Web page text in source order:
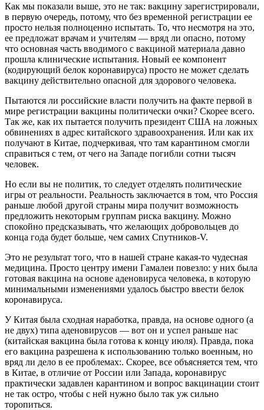
Как мы показали выше, это не так: вакцину зарегистрировали,
в первую очередь, потому, что без временной регистрации ее
просто нельзя полноценно испытать. То, что несмотря на это,
ее предложат врачам и учителям — вряд ли опасно, потому
что основная часть вводимого с вакциной материала давно
прошла клинические испытания. Новый ее компонент
(кодирующий белок коронавируса) просто не может сделать
вакцину действительно опасной для здорового человека.
Пытаются ли российские власти получить на факте первой в
мире регистрации вакцины политически очки? Скорее всего.
Так же, как их пытается получить президент США на ложных
обвинениях в адрес китайского здравоохранения. Или как их
получают в Китае, подчеркивая, что там карантином смогли
справиться с тем, от чего на Западе погибли сотни тысяч
человек.
Но если вы не политик, то следует отделять политические
игры от реальности. Реальность заключается в том, что Россия
раньше любой другой страны мира получит возможность
предложить некоторым группам риска вакцину. Можно
спокойно предсказывать, что желающих добровольцев до
конца года будет больше, чем самих Спутников-V.
Это не результат того, что в нашей стране какая-то чудесная
медицина. Просто центру имени Гамалеи повезло: у них была
готовая вакцина на основе аденовируса человека, в которую
минимальными изменениями удалось быстро ввести белок
коронавируса.
У Китая была сходная наработка, правда, на основе одного (а
не двух) типа аденовирусов — вот он и успел раньше нас
(китайская вакцина была готова к концу июля). Правда, пока
его вакцина разрешена к использованию только военным, но
вряд ли дело в ее проблемах:. Скорее, все объясняется тем, что
в Китае, в отличие от России или Запада, коронавирус
практически задавлен карантином и вопрос вакцинации стоит
не так остро, чтобы с ней нужно было так уж сильно
торопиться.